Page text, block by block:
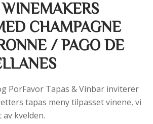
CHAMPAGNE
/ PAGO DE
PorFavor Tapas & Vinbar inviterer
tapas meny tilpasset vinene, vi
kvelden.